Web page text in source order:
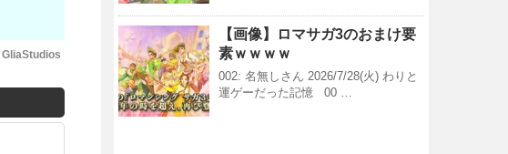
GliaStudios
【画像】ロマサガ3のおまけ要
素ｗｗｗｗ
002: 名無しさん 2026/7/28(火) わりと
運ゲーだった記憶 00 …